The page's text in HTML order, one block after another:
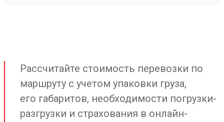
Рассчитайте стоимость перевозки по
маршруту с учетом упаковки груза,
его габаритов, необходимости погрузки-
разгрузки и страхования в онлайн-